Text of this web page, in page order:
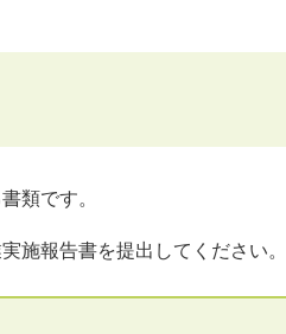
類です。
施報告書を提出してください。